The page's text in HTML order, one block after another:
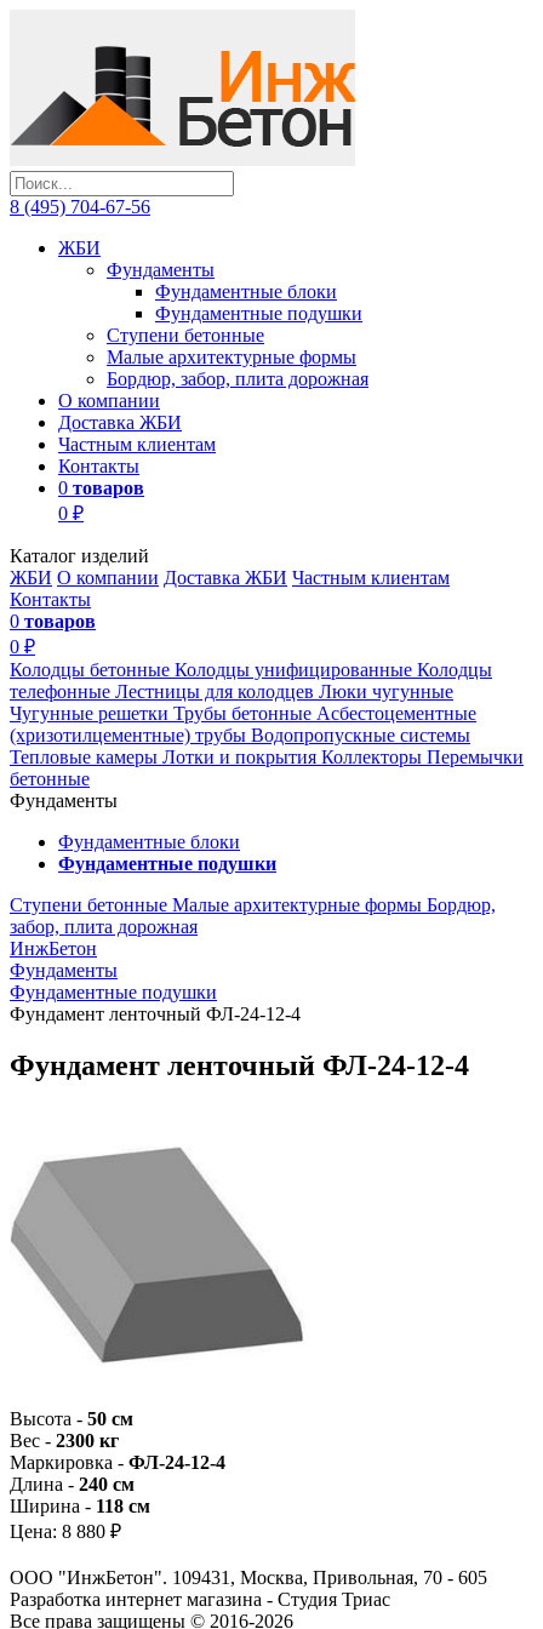
8 (495) 704-67-56
ЖБИ
Фундаменты
Фундаментные блоки
Фундаментные подушки
Ступени бетонные
Малые архитектурные формы
Бордюр, забор, плита дорожная
О компании
Доставка ЖБИ
Частным клиентам
Контакты
0 товаров
0 ₽
Каталог изделий
ЖБИ О компании Доставка ЖБИ Частным клиентам
Контакты
0 товаров
0 ₽
Колодцы бетонные Колодцы унифицированные Колодцы
телефонные Лестницы для колодцев Люки чугунные
Чугунные решетки Трубы бетонные Асбестоцементные
(хризотилцементные) трубы Водопропускные системы
Тепловые камеры Лотки и покрытия Коллекторы Перемычки
бетонные
Фундаменты
Фундаментные блоки
Фундаментные подушки
Ступени бетонные Малые архитектурные формы Бордюр,
забор, плита дорожная
ИнжБетон
Фундаменты
Фундаментные подушки
Фундамент ленточный ФЛ-24-12-4
Фундамент ленточный ФЛ-24-12-4
Высота - 50 см
Вес - 2300 кг
Маркировка - ФЛ-24-12-4
Длина - 240 см
Ширина - 118 см
Цена: 8 880 ₽
ООО "ИнжБетон". 109431, Москва, Привольная, 70 - 605
Разработка интернет магазина - Студия Триас
Все права защищены © 2016-2026